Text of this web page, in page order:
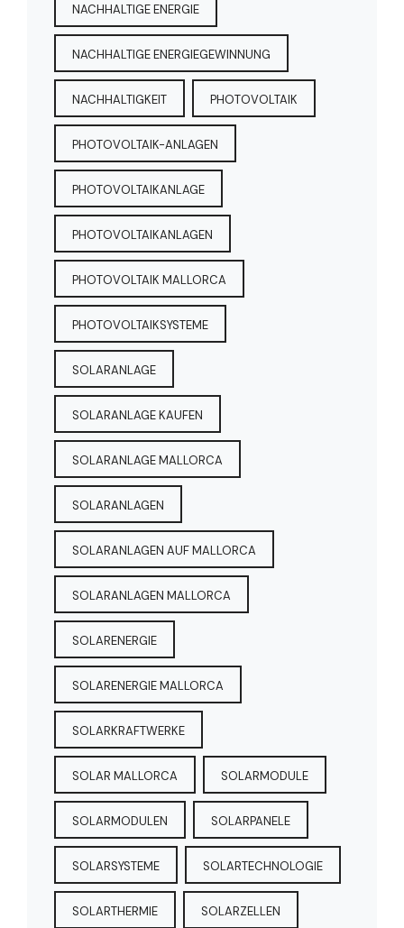
NACHHALTIGE ENERGIE
NACHHALTIGE ENERGIEGEWINNUNG
NACHHALTIGKEIT PHOTOVOLTAIK
PHOTOVOLTAIK-ANLAGEN
PHOTOVOLTAIKANLAGE
PHOTOVOLTAIKANLAGEN
PHOTOVOLTAIK MALLORCA
PHOTOVOLTAIKSYSTEME
SOLARANLAGE
SOLARANLAGE KAUFEN
SOLARANLAGE MALLORCA
SOLARANLAGEN
SOLARANLAGEN AUF MALLORCA
SOLARANLAGEN MALLORCA
SOLARENERGIE
SOLARENERGIE MALLORCA
SOLARKRAFTWERKE
SOLAR MALLORCA SOLARMODULE
SOLARMODULEN SOLARPANELE
SOLARSYSTEME SOLARTECHNOLOGIE
SOLARTHERMIE SOLARZELLEN